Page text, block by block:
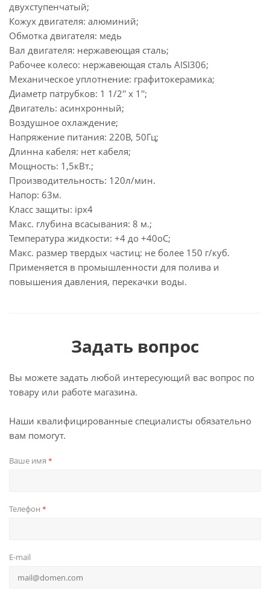
двухступенчатый;
Кожух двигателя: алюминий;
Обмотка двигателя: медь
Вал двигателя: нержавеющая сталь;
Рабочее колесо: нержавеющая сталь AISI306;
Механическое уплотнение: графитокерамика;
Диаметр патрубков: 1 1/2'' x 1'';
Двигатель: асинхронный;
Воздушное охлаждение;
Напряжение питания: 220В, 50Гц;
Длинна кабеля: нет кабеля;
Мощность: 1,5кВт.;
Производительность: 120л/мин.
Напор: 63м.
Класс защиты: ipx4
Макс. глубина всасывания: 8 м.;
Температура жидкости: +4 до +40оС;
Макс. размер твердых частиц: не более 150 г/куб.
Применяется в промышленности для полива и
повышения давления, перекачки воды.
Задать вопрос
Вы можете задать любой интересующий вас вопрос по
товару или работе магазина.
Наши квалифицированные специалисты обязательно
вам помогут.
Ваше имя *
Телефон *
E-mail